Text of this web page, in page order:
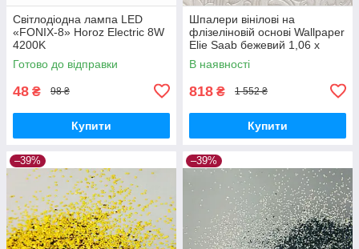
Світлодіодна лампа LED
«FONIX-8» Horoz Electric 8W
4200K
Готово до відправки
48 ₴ 98 ₴
Купити
Шпалери вінілові на
флізеліновій основі Wallpaper
Elie Saab бежевий 1,06 х
10,05м (Z64802)
В наявності
818 ₴ 1 552 ₴
Купити
–39% –39%